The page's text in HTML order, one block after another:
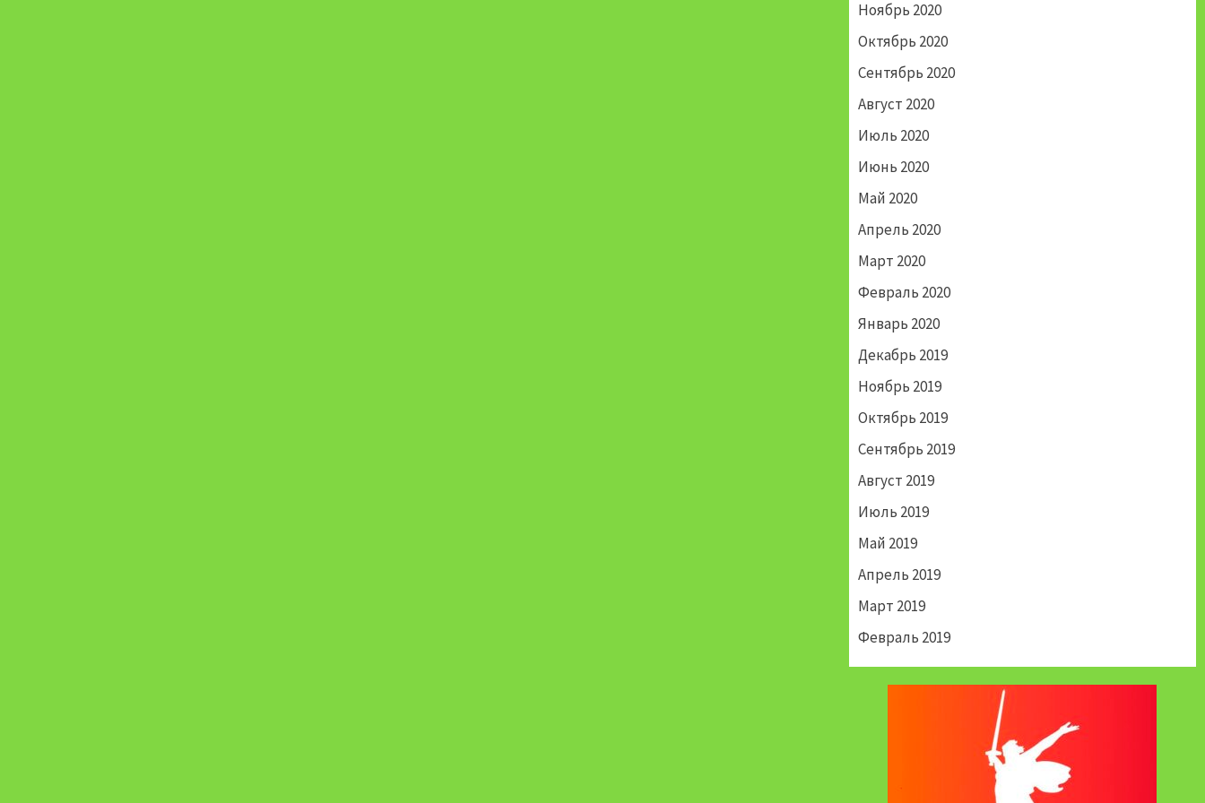
Ноябрь 2020
Октябрь 2020
Сентябрь 2020
Август 2020
Июль 2020
Июнь 2020
Май 2020
Апрель 2020
Март 2020
Февраль 2020
Январь 2020
Декабрь 2019
Ноябрь 2019
Октябрь 2019
Сентябрь 2019
Август 2019
Июль 2019
Май 2019
Апрель 2019
Март 2019
Февраль 2019